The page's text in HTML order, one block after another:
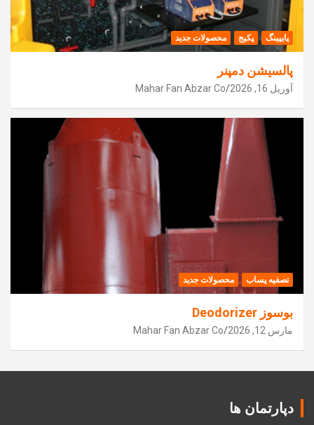
پایپینگ پکیج محصولات جدید
پالسیشن دمپنر
آوریل 16, 2026 Mahar Fan Abzar Co
تصفیه پساب محصولات جدید
بوسوز Deodorizer
مارس 12, 2026 Mahar Fan Abzar Co
دپارتمان ها